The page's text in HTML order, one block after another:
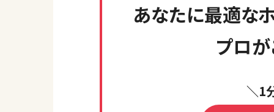
あなたに最適な
プロが
＼1